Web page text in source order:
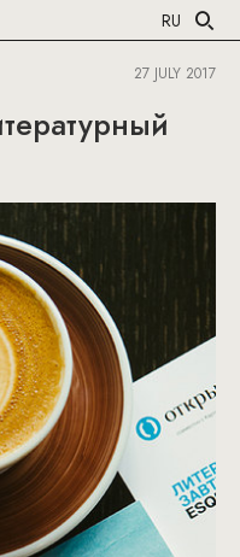
RU
27 JULY 2017